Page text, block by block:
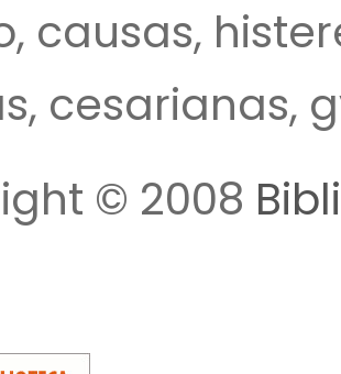
causas,
cesarianas,
© 2008